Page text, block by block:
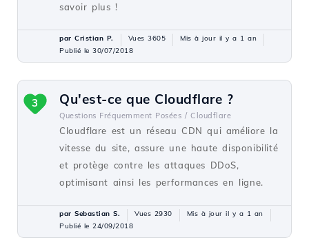
savoir plus !
par Cristian P. Vues 3605
Mis à jour il y a 1 an
Publié le 30/07/2018
Qu'est-ce que Cloudflare ?
Questions Fréquemment Posées / Cloudflare
Cloudflare est un réseau CDN qui améliore la
vitesse du site, assure une haute disponibilité
et protège contre les attaques DDoS,
optimisant ainsi les performances en ligne.
3
par Sebastian S. Vues 2930
Mis à jour il y a 1 an
Publié le 24/09/2018